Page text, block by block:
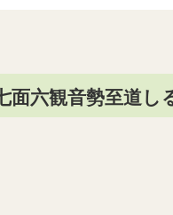
面六観音勢至道し